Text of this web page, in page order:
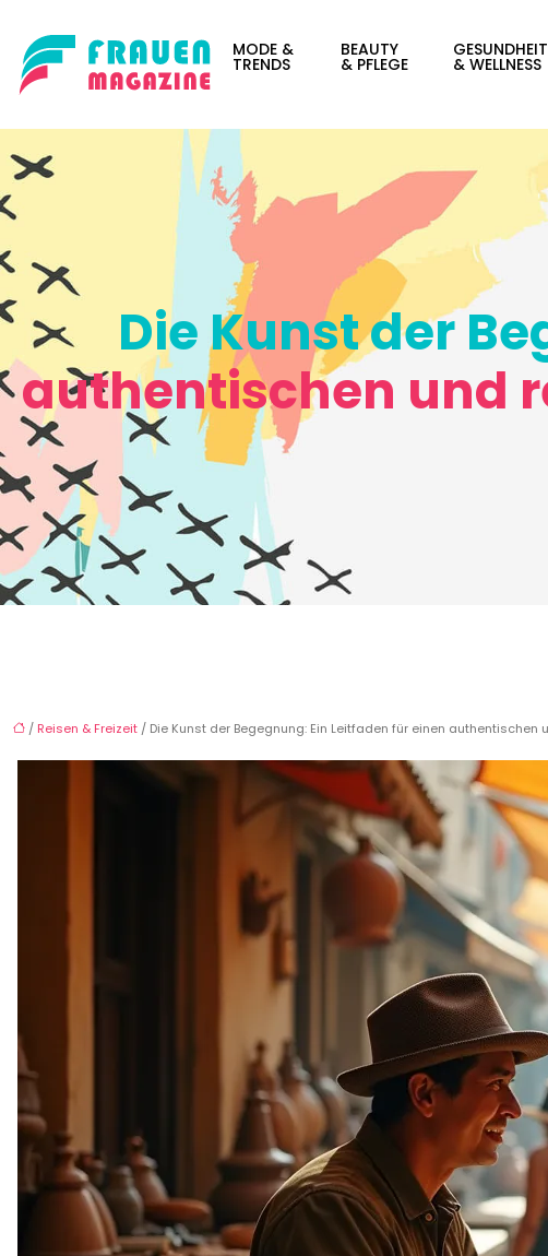
MODE &
TRENDS
BEAUTY
& PFLEGE
GESUNDHEIT
& WELLNESS
Die Kunst der
authentischen und
/ Reisen & Freizeit / Die Kunst der Begegnung: Ein Leitfaden für einen